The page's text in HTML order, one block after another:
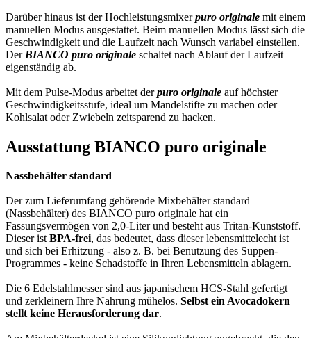
Darüber hinaus ist der Hochleistungsmixerpuro originale mit einem
manuellen Modus ausgestattet. Beim manuellen Modus lässt sich die
Geschwindigkeit und die Laufzeit nach Wunsch variabel einstellen.
Der BIANCO puro originale schaltet nach Ablauf der Laufzeit
eigenständig ab.
Mit dem Pulse-Modus arbeitet derpuro originale auf höchster
Geschwindigkeitsstufe, ideal um Mandelstifte zu machen oder
Kohlsalat oder Zwiebeln zeitsparend zu hacken.
Ausstattung BIANCO puro originale
Nassbehälter standard
Der zum Lieferumfang gehörende Mixbehälter standard
(Nassbehälter) des BIANCO puro originale hat ein
Fassungsvermögen von 2,0-Liter und besteht aus Tritan-Kunststoff.
Dieser istBPA-frei, das bedeutet, dass dieser lebensmittelecht ist
und sich bei Erhitzung - also z. B. bei Benutzung des Suppen-
Programmes - keine Schadstoffe in Ihren Lebensmitteln ablagern.
Die 6 Edelstahlmesser sind aus japanischem HCS-Stahl gefertigt
und zerkleinern Ihre Nahrung mühelos. Selbst ein Avocadokern
stellt keine Herausforderung dar.